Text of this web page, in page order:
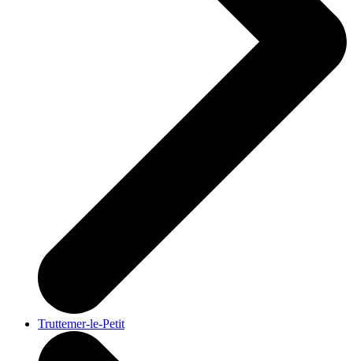
Truttemer-le-Petit